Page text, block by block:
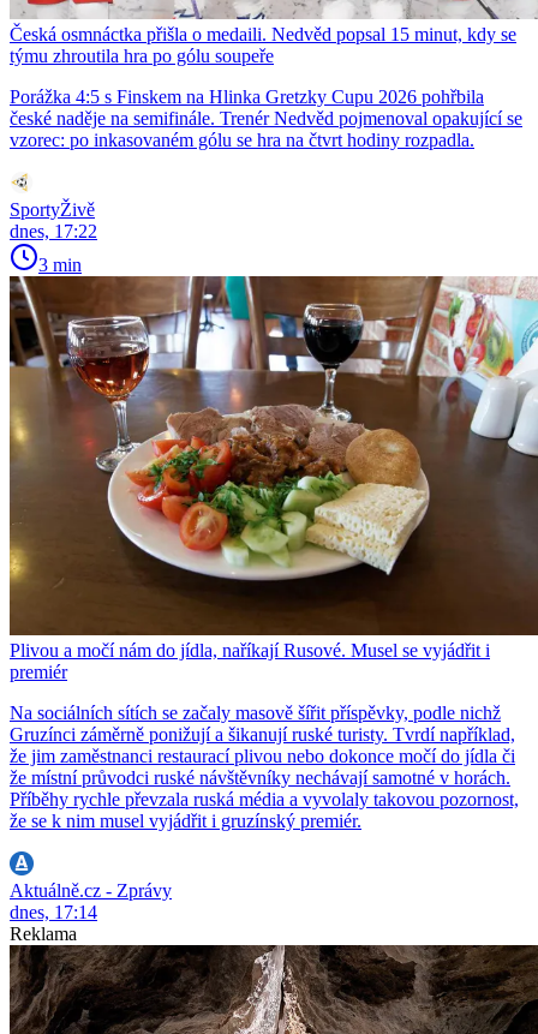
Česká osmnáctka přišla o medaili. Nedvěd popsal 15 minut, kdy se
týmu zhroutila hra po gólu soupeře
Porážka 4:5 s Finskem na Hlinka Gretzky Cupu 2026 pohřbila
české naděje na semifinále. Trenér Nedvěd pojmenoval opakující se
vzorec: po inkasovaném gólu se hra na čtvrt hodiny rozpadla.
SportyŽivě
dnes, 17:22
3 min
Plivou a močí nám do jídla, naříkají Rusové. Musel se vyjádřit i
premiér
Na sociálních sítích se začaly masově šířit příspěvky, podle nichž
Gruzínci záměrně ponižují a šikanují ruské turisty. Tvrdí například,
že jim zaměstnanci restaurací plivou nebo dokonce močí do jídla či
že místní průvodci ruské návštěvníky nechávají samotné v horách.
Příběhy rychle převzala ruská média a vyvolaly takovou pozornost,
že se k nim musel vyjádřit i gruzínský premiér.
Aktuálně.cz - Zprávy
dnes, 17:14
Reklama